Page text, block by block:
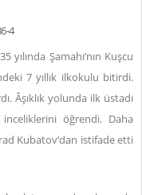
4
yılında Şamahı’nın Kuşcu
7 yıllık ilkokulu bitirdi.
Âşıklık yolunda ilk üstadı
inceliklerini öğrendi. Daha
Kubatov’dan istifade etti